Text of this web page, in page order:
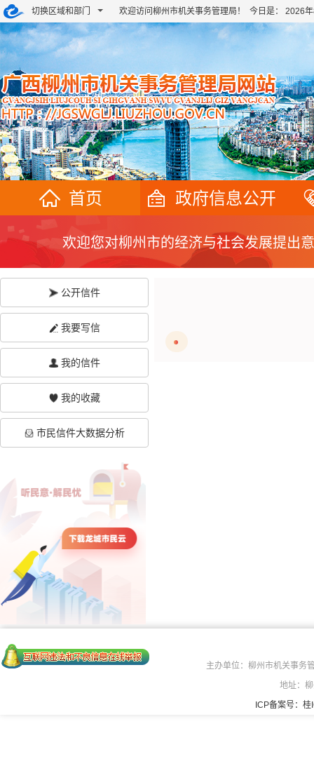
切换区域和部门 欢迎访问柳州市机关事务管理局！ 今日是： 2026
首页 政府信息公开
欢迎您对柳州市的经济与社会发展提出
公开信件
我要写信
我的信件
我的收藏
市民信件大数据分析
主办单位：柳州市机关事务
地址：
ICP备案号：